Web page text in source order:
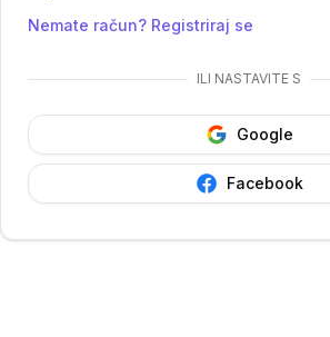
Nemate račun? Registriraj se
ILI NASTAVITE S
Google
Facebook